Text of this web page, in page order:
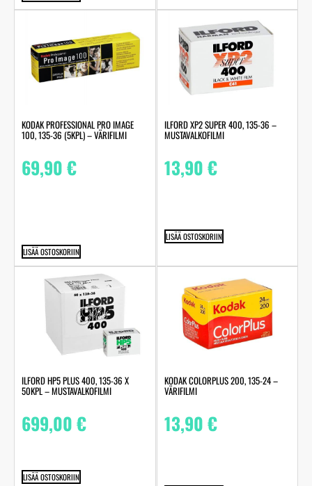
KODAK PROFESSIONAL PRO IMAGE
100, 135-36 (5KPL) – VÄRIFILMI
69,90€
LISÄÄ OSTOSKORIIN
ILFORD XP2 SUPER 400, 135-36 –
MUSTAVALKOFILMI
13,90€
LISÄÄ OSTOSKORIIN
ILFORD HP5 PLUS 400, 135-36 X
50KPL – MUSTAVALKOFILMI
699,00€
LISÄÄ OSTOSKORIIN
KODAK COLORPLUS 200, 135-24 –
VÄRIFILMI
13,90€